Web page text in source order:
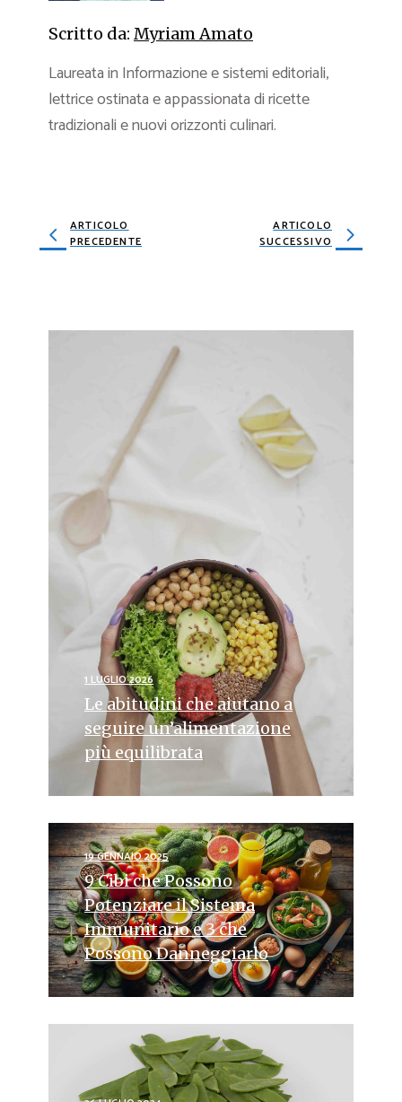
Scritto da: Myriam Amato
Laureata in Informazione e sistemi editoriali,
lettrice ostinata e appassionata di ricette
tradizionali e nuovi orizzonti culinari.
ARTICOLO
PRECEDENTE
ARTICOLO
SUCCESSIVO
1 LUGLIO 2026
Le abitudini che aiutano a
seguire un’alimentazione
più equilibrata
19 GENNAIO 2025
9 Cibi che Possono
Potenziare il Sistema
Immunitario e 3 che
Possono Danneggiarlo